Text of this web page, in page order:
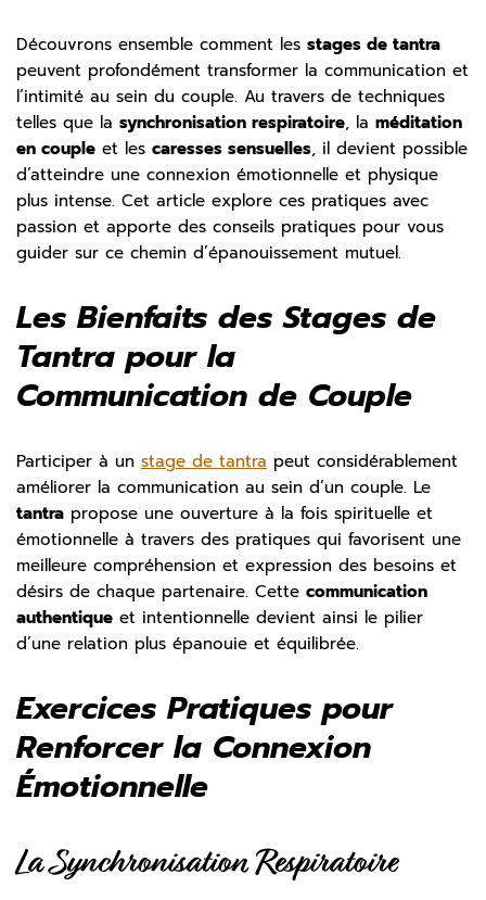
Découvrons ensemble comment les stages de tantra
peuvent profondément transformer la communication et
l’intimité au sein du couple. Au travers de techniques
telles que la synchronisation respiratoire, la méditation
en couple et les caresses sensuelles, il devient possible
d’atteindre une connexion émotionnelle et physique
plus intense. Cet article explore ces pratiques avec
passion et apporte des conseils pratiques pour vous
guider sur ce chemin d’épanouissement mutuel.
Les Bienfaits des Stages de
Tantra pour la
Communication de Couple
Participer à un stage de tantra peut considérablement
améliorer la communication au sein d’un couple. Le
tantra propose une ouverture à la fois spirituelle et
émotionnelle à travers des pratiques qui favorisent une
meilleure compréhension et expression des besoins et
désirs de chaque partenaire. Cette communication
authentique et intentionnelle devient ainsi le pilier
d’une relation plus épanouie et équilibrée.
Exercices Pratiques pour
Renforcer la Connexion
Émotionnelle
La Synchronisation Respiratoire